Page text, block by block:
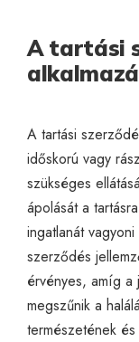
A tartási
A tartási
időskorú vagy
szükséges
ápolását a
ingatlanát
szerződés
érvényes, amíg a
megszűnik a
természetének